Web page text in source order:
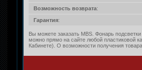
Возможность возврата:
Гарантия:
Вы можете заказать MBS. Фонарь
можно прямо на сайте любой пластиковой
Кабинете). О возможности получения